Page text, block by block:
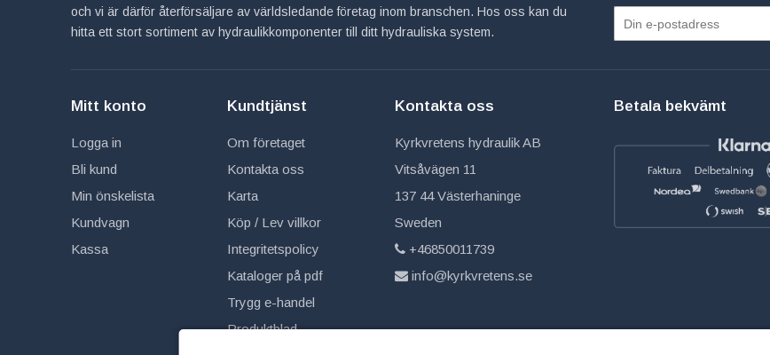
och vi är därför återförsäljare av världsledande företag inom branschen. Hos oss kan du
hitta ett stort sortiment av hydraulikkomponenter till ditt hydrauliska system.
Mitt konto
Logga in
Bli kund
Min önskelista
Kundvagn
Kassa
Kundtjänst
Om företaget
Kontakta oss
Karta
Köp / Lev villkor
Integritetspolicy
Kataloger på pdf
Trygg e-handel
Produktblad
Kontakta oss
Kyrkvretens hydraulik AB
Vitsåvägen 11
137 44 Västerhaninge
Sweden
+46850011739
info@kyrkvretens.se
Betala bekvämt